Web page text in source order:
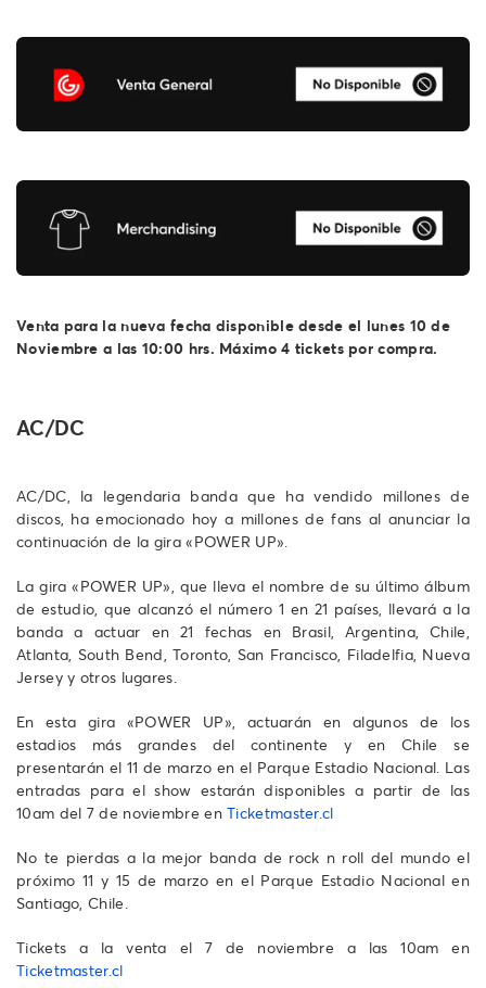
Venta para la nueva fecha disponible desde el lunes 10 de
Noviembre a las 10:00 hrs. Máximo 4 tickets por compra.
AC/DC
AC/DC, la legendaria banda que ha vendido millones de
discos, ha emocionado hoy a millones de fans al anunciar la
continuación de la gira «POWER UP».
La gira «POWER UP», que lleva el nombre de su último álbum
de estudio, que alcanzó el número 1 en 21 países, llevará a la
banda a actuar en 21 fechas en Brasil, Argentina, Chile,
Atlanta, South Bend, Toronto, San Francisco, Filadelfia, Nueva
Jersey y otros lugares.
En esta gira «POWER UP», actuarán en algunos de los
estadios más grandes del continente y en Chile se
presentarán el 11 de marzo en el Parque Estadio Nacional. Las
entradas para el show estarán disponibles a partir de las
10am del 7 de noviembre enTicketmaster.cl
No te pierdas a la mejor banda de rock n roll del mundo el
próximo 11 y 15 de marzo en el Parque Estadio Nacional en
Santiago, Chile.
Tickets a la venta el 7 de noviembre a las 10am en
Ticketmaster.cl